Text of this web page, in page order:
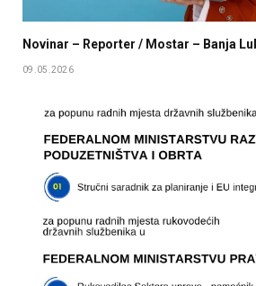
Novinar – Reporter / Mostar – Banja
09.05.2026